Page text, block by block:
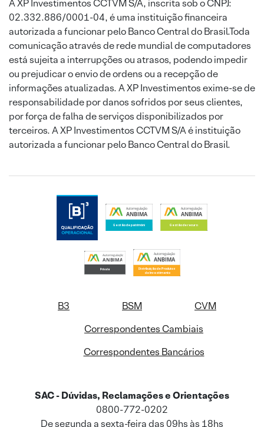
A XP Investimentos CCTVM S/A, inscrita sob o CNPJ:
02.332.886/0001-04, é uma instituição financeira
autorizada a funcionar pelo Banco Central do Brasil.Toda
comunicação através de rede mundial de computadores
está sujeita a interrupções ou atrasos, podendo impedir
ou prejudicar o envio de ordens ou a recepção de
informações atualizadas. A XP Investimentos exime-se de
responsabilidade por danos sofridos por seus clientes,
por força de falha de serviços disponibilizados por
terceiros. A XP Investimentos CCTVM S/A é instituição
autorizada a funcionar pelo Banco Central do Brasil.
B3 BSM
CVM
Correspondentes Cambiais
Correspondentes Bancários
SAC - Dúvidas, Reclamações e Orientações
0800-772-0202
De segunda a sexta-feira das 09hs às 18hs